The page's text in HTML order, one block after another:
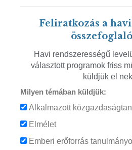
Feliratkozás a
Havi rendszerességű
választott programok friss
küldjük el
Milyen témában küldjük:
Alkalmazott közgazdaságtan
Elmélet
Emberi erőforrás